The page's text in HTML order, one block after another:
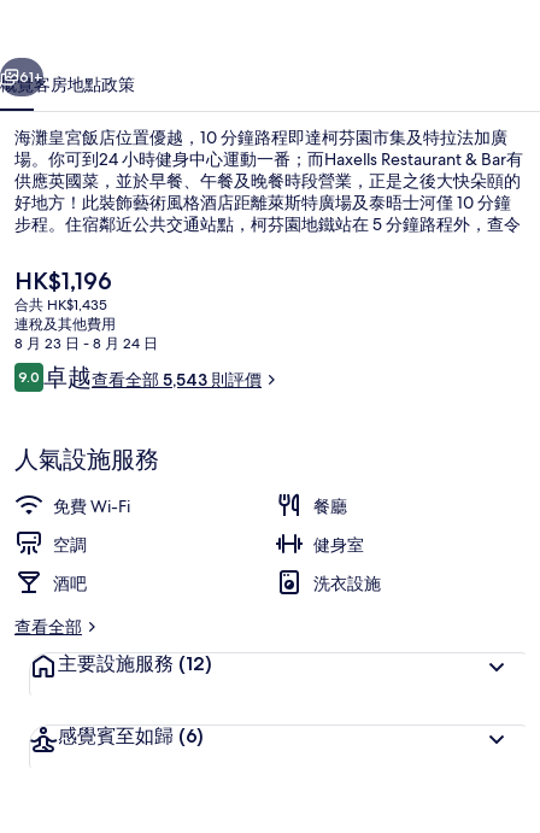
片
集
個 下一個
61+
概覽客房地點政策
海灘皇宮飯店位置優越，10 分鐘路程即達柯芬園市集及特拉法加廣
場。你可到24 小時健身中心運動一番；而Haxells Restaurant & Bar有
供應英國菜，並於早餐、午餐及晚餐時段營業，正是之後大快朵頤的
好地方！此裝飾藝術風格酒店距離萊斯特廣場及泰晤士河僅 10 分鐘
步程。住宿鄰近公共交通站點，柯芬園地鐵站在 5 分鐘路程外，查令
客喜愛。
現
價
HK$1,196
HK$1,196
合共 HK$1,435
連稅及其他費用
8 月 23 日 - 8 月 24 日
評
價
9.09.0 分，滿分 10 分，
卓越查看全部 5,543 則評價
人氣設施服務
免費 Wi-Fi
餐廳
空調
健身室
酒吧
洗衣設施
查看全部
主要設施服務 (12)
感覺賓至如歸 (6)